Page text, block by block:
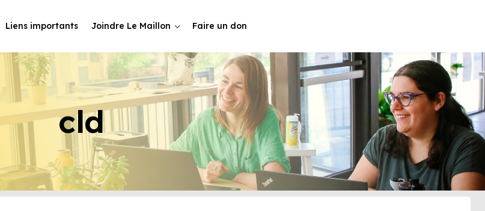
Liens importants Joindre Le Maillon Faire un don
cld